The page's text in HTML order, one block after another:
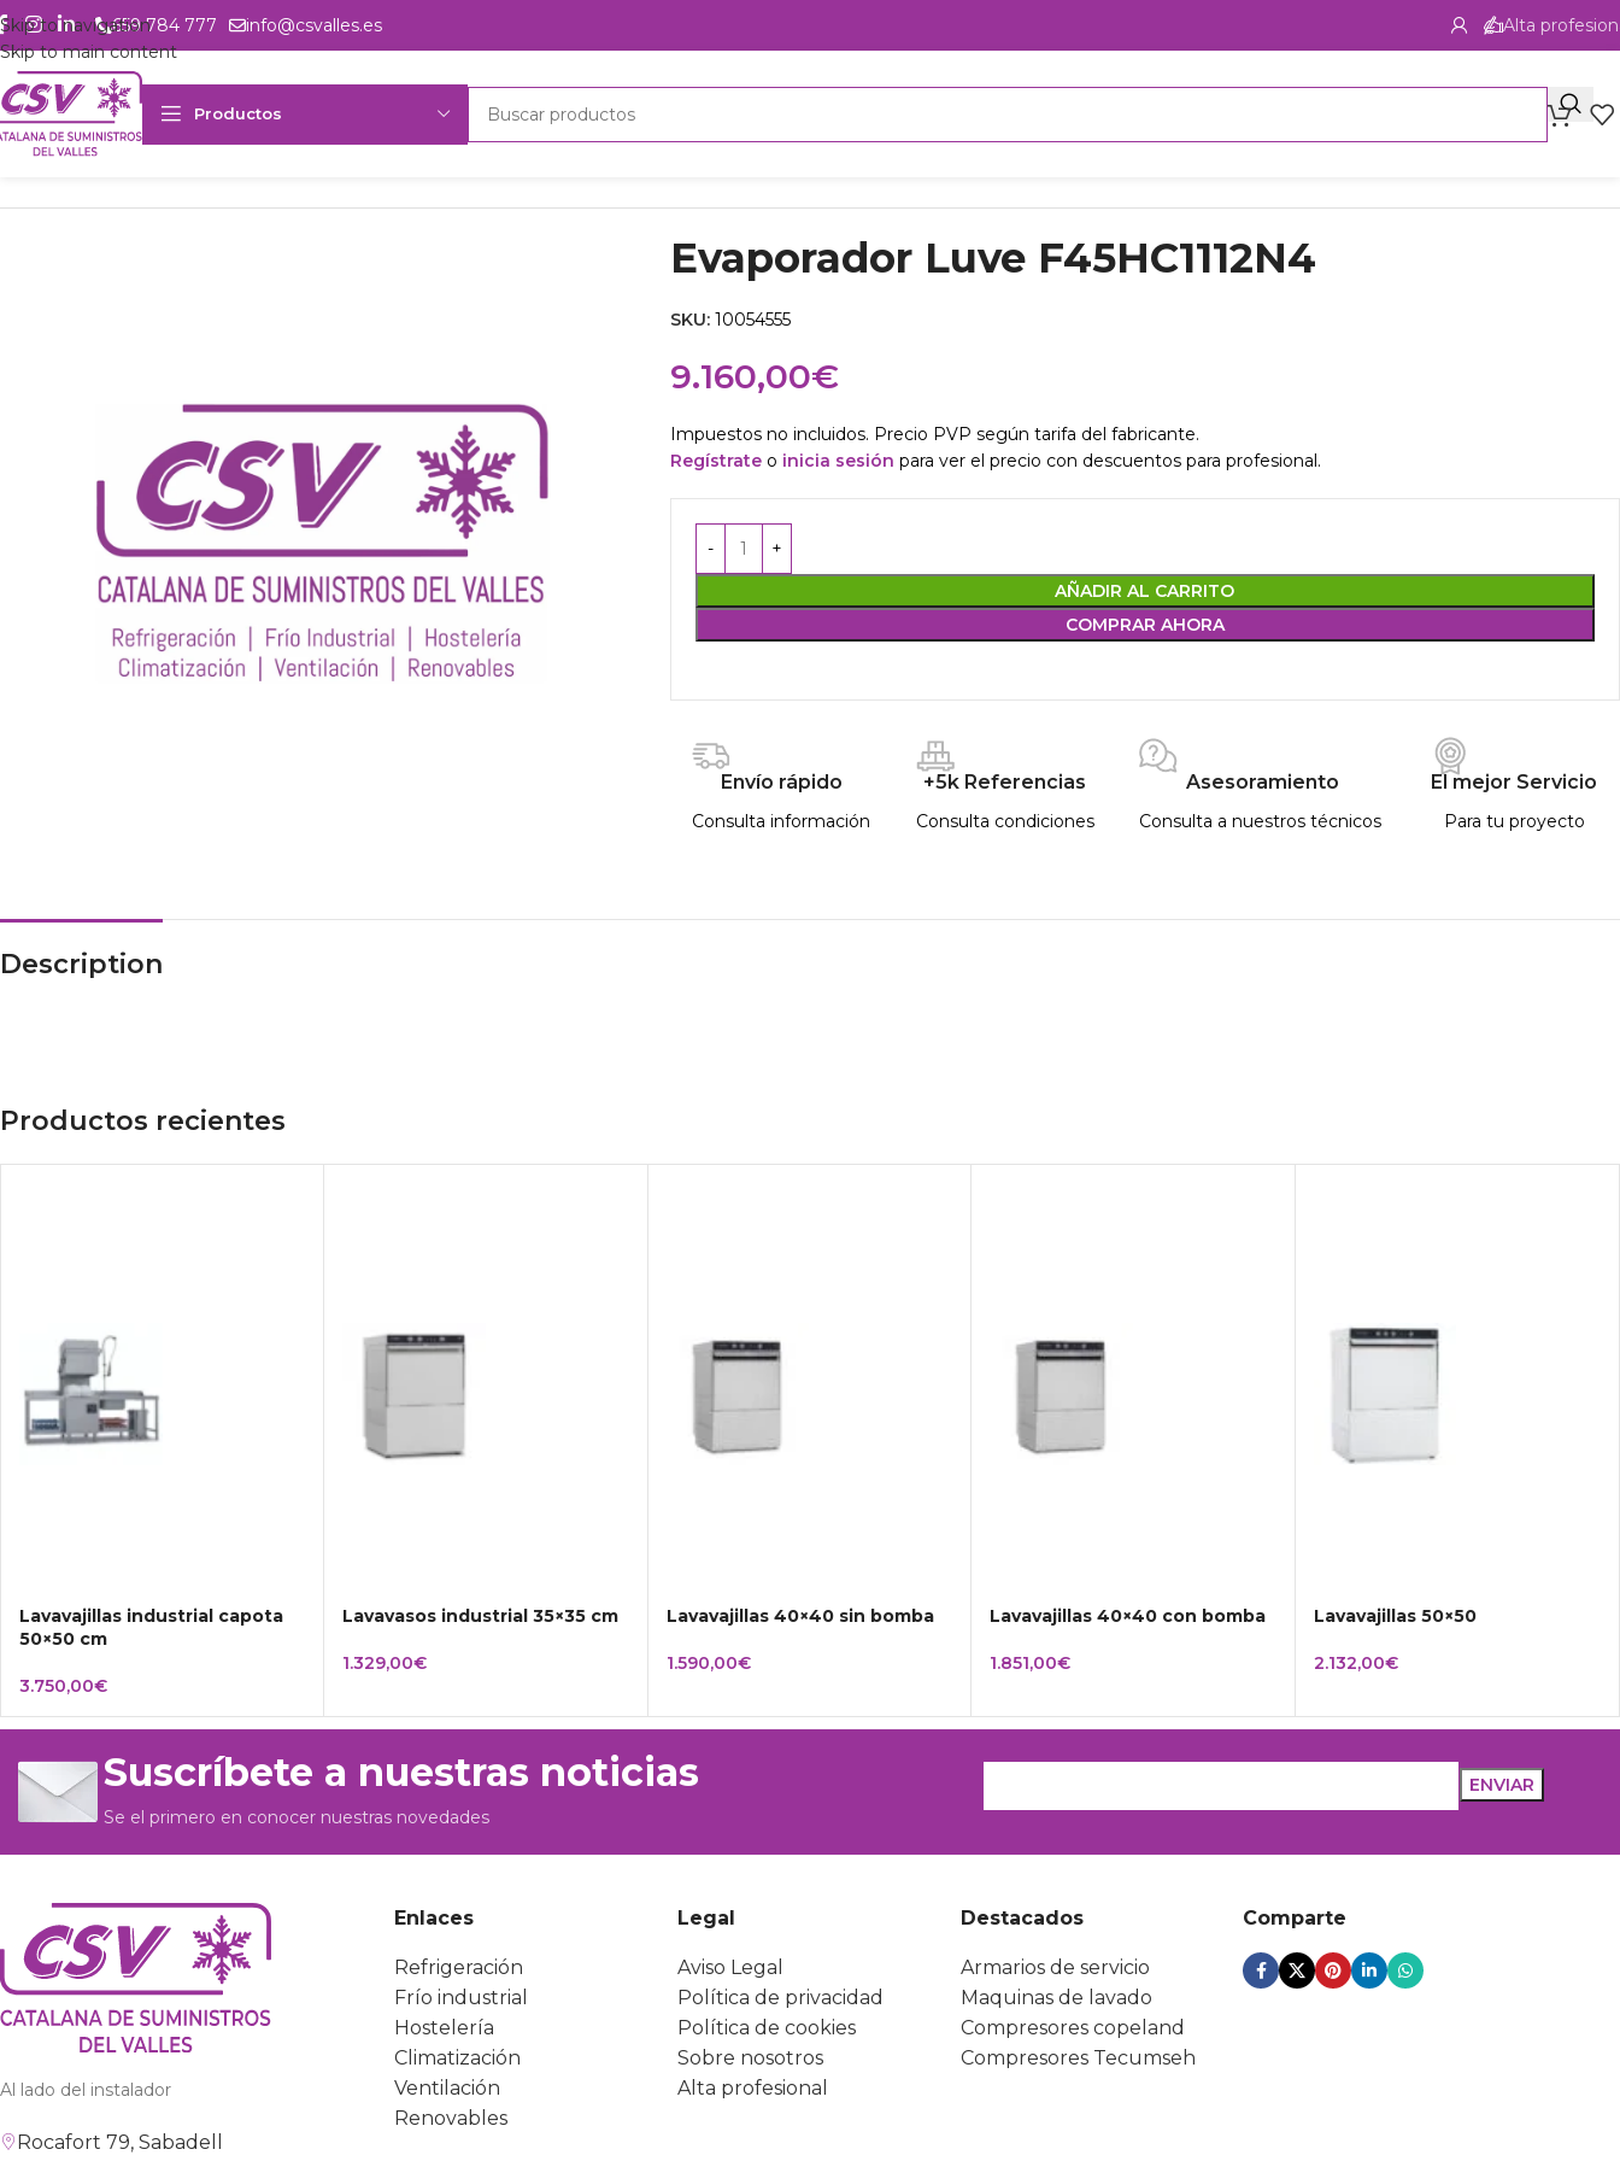
Skip to navigation
Skip to main content
659 784 777 info@csvalles.es Alta
Productos
Inicio Productos
Evaporador Luve F45HC1112N4
SKU: 10054555
9.160,00€
Impuestos no incluidos. Precio PVP según tarifa del fabricante.
Regístrateo inicia sesión para ver el precio con descuentos para profesional.
AÑADIR AL CARRITO
COMPRAR AHORA
Envío rápido
Consulta información
+5k Referencias
Consulta condiciones
Asesoramiento
Consulta a nuestros técnicos
El mejor Servicio
Para tu proyecto
Description
Productos recientes
Lavavajillas industrial capota
50×50 cm
3.750,00€
Lavavasos industrial 35×35 cm
1.329,00€
Lavavajillas 40×40 sin bomba
1.590,00€
Lavavajillas 40×40 con bomba
1.851,00€
Lavavajillas 50×50
2.132,00€
Suscríbete a nuestras noticias
Se el primero en conocer nuestras novedades
Al lado del instalador
Rocafort 79, Sabadell
Enlaces
Refrigeración
Frío industrial
Hostelería
Climatización
Ventilación
Renovables
Legal
Aviso Legal
Política de privacidad
Política de cookies
Sobre nosotros
Alta profesional
Destacados
Armarios de servicio
Maquinas de lavado
Compresores copeland
Compresores Tecumseh
Comparte